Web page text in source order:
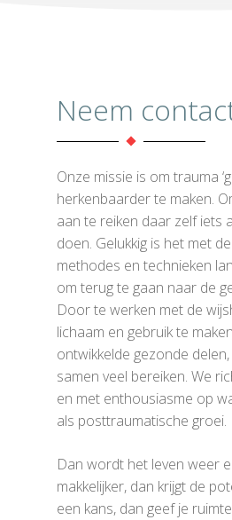
Neem
Onze missie is om trauma
herkenbaarder te maken.
aan te reiken daar zelf iets
doen. Gelukkig is het met
methodes en technieken
om terug te gaan naar de
Door te werken met de
lichaam en gebruik te
ontwikkelde gezonde
samen veel bereiken. We
en met enthousiasme op
als posttraumatische groei.
Dan wordt het leven weer
makkelijker, dan krijgt de
een kans, dan geef je